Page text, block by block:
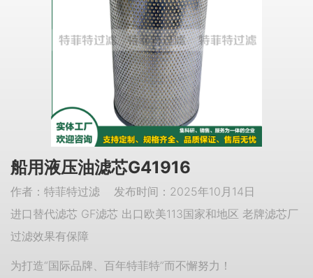
船用液压油滤芯G41916
作者：特菲特过滤 发布时间：2025年10月14日
进口替代滤芯 GF滤芯 出口欧美113国家和地区 老牌滤芯厂
过滤效果有保障
为打造“国际品牌、百年特菲特”而不懈努力！